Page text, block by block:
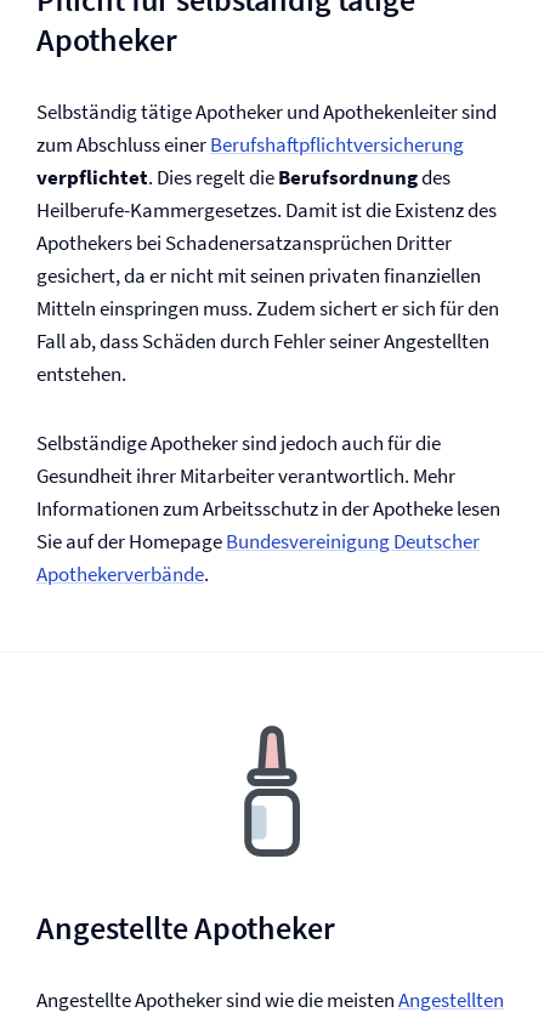
Apotheker
Selbständig tätige Apotheker und Apothekenleiter sind
zum Abschluss einerBerufs­haftpflicht­versicherung
verpflichtet. Dies regelt dieBerufsordnungdes
Heilberufe-Kammergesetzes. Damit ist die Existenz des
Apothekers bei Schadenersatzansprüchen Dritter
gesichert, da er nicht mit seinen privaten finanziellen
Mitteln einspringen muss. Zudem sichert er sich für den
Fall ab, dass Schäden durch Fehler seiner Angestellten
entstehen.
Selbständige Apotheker sind jedoch auch für die
Gesundheit ihrer Mitarbeiter verantwortlich. Mehr
Informationen zum Arbeitsschutz in der Apotheke lesen
Sie auf der HomepageBundesvereinigung Deutscher
Apothekerverbände.
Angestellte Apotheker
Angestellte Apotheker sind wie die meistenAngestellten